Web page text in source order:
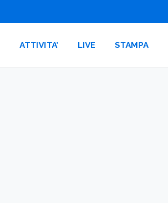
ATTIVITA’ LIVE STAMPA